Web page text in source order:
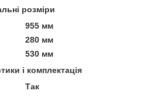
розміри
955 мм
280 мм
530 мм
і комплектація
Так